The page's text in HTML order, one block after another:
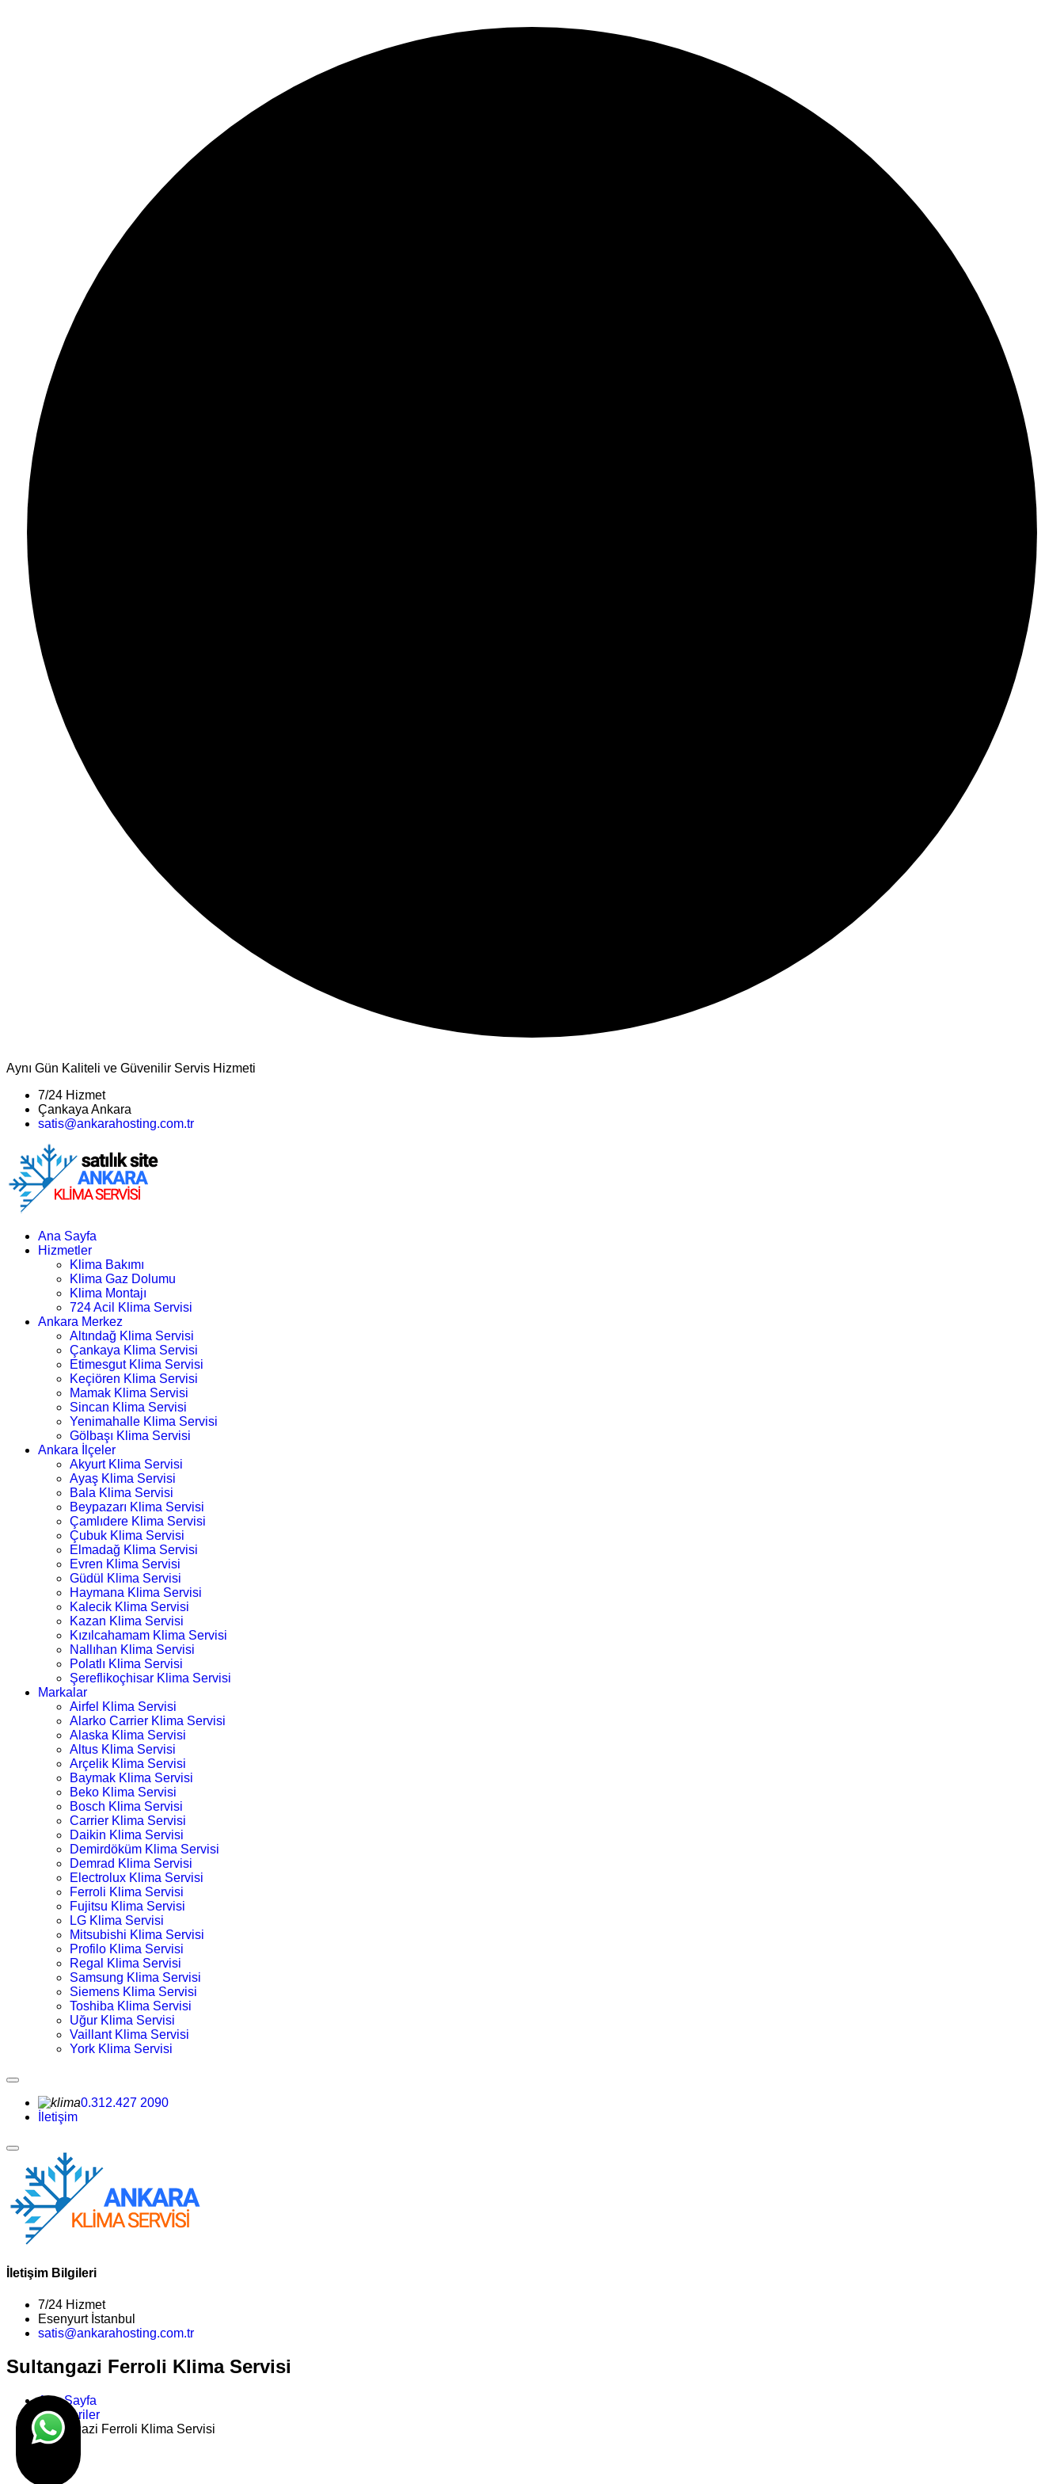
Aynı Gün Kaliteli ve Güvenilir Servis Hizmeti
7/24 Hizmet
Çankaya Ankara
satis@ankarahosting.com.tr
Ana Sayfa
Hizmetler
Klima Bakımı
Klima Gaz Dolumu
Klima Montajı
724 Acil Klima Servisi
Ankara Merkez
Altındağ Klima Servisi
Çankaya Klima Servisi
Etimesgut Klima Servisi
Keçiören Klima Servisi
Mamak Klima Servisi
Sincan Klima Servisi
Yenimahalle Klima Servisi
Gölbaşı Klima Servisi
Ankara İlçeler
Akyurt Klima Servisi
Ayaş Klima Servisi
Bala Klima Servisi
Beypazarı Klima Servisi
Çamlıdere Klima Servisi
Çubuk Klima Servisi
Elmadağ Klima Servisi
Evren Klima Servisi
Güdül Klima Servisi
Haymana Klima Servisi
Kalecik Klima Servisi
Kazan Klima Servisi
Kızılcahamam Klima Servisi
Nallıhan Klima Servisi
Polatlı Klima Servisi
Şereflikoçhisar Klima Servisi
Markalar
Airfel Klima Servisi
Alarko Carrier Klima Servisi
Alaska Klima Servisi
Altus Klima Servisi
Arçelik Klima Servisi
Baymak Klima Servisi
Beko Klima Servisi
Bosch Klima Servisi
Carrier Klima Servisi
Daikin Klima Servisi
Demirdöküm Klima Servisi
Demrad Klima Servisi
Electrolux Klima Servisi
Ferroli Klima Servisi
Fujitsu Klima Servisi
LG Klima Servisi
Mitsubishi Klima Servisi
Profilo Klima Servisi
Regal Klima Servisi
Samsung Klima Servisi
Siemens Klima Servisi
Toshiba Klima Servisi
Uğur Klima Servisi
Vaillant Klima Servisi
York Klima Servisi
0.312.427 2090
İletişim
İletişim Bilgileri
7/24 Hizmet
Esenyurt İstanbul
satis@ankarahosting.com.tr
Sultangazi Ferroli Klima Servisi
Ana Sayfa
Kategoriler
Sultangazi Ferroli Klima Servisi